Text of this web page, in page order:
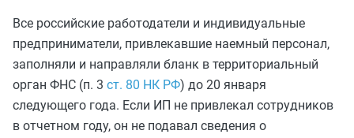
Все российские работодатели и индивидуальные
предприниматели, привлекавшие наемный персонал,
заполняли и направляли бланк в территориальный
орган ФНС (п. 3 ст. 80 НК РФ) до 20 января
следующего года. Если ИП не привлекал сотрудников
в отчетном году, он не подавал сведения о